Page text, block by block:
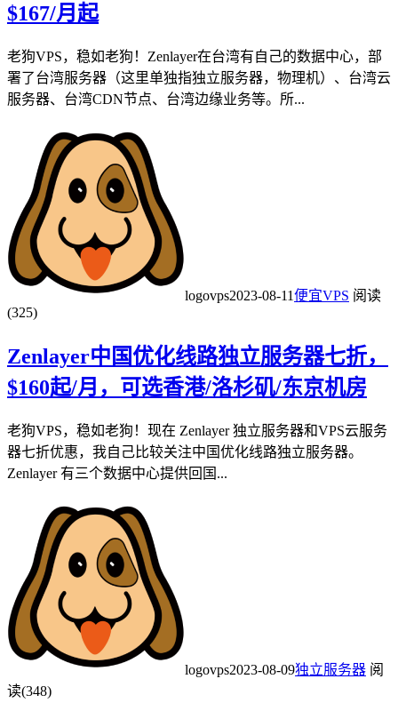
$167/月起
老狗VPS，稳如老狗！Zenlayer在台湾有自己的数据中心，部
署了台湾服务器（这里单独指独立服务器，物理机）、台湾云
服务器、台湾CDN节点、台湾边缘业务等。所...
logovps2023-08-11便宜VPS 阅读
(325)
Zenlayer中国优化线路独立服务器七折，
$160起/月，可选香港/洛杉矶/东京机房
老狗VPS，稳如老狗！现在 Zenlayer 独立服务器和VPS云服务
器七折优惠，我自己比较关注中国优化线路独立服务器。
Zenlayer 有三个数据中心提供回国...
logovps2023-08-09独立服务器 阅
读(348)